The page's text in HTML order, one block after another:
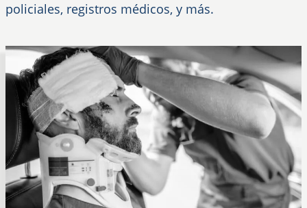
policiales, registros médicos, y más.